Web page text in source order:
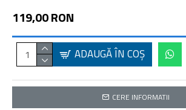
119,00 RON
ADAUGĂ ÎN COŞ
CERE INFORMATII